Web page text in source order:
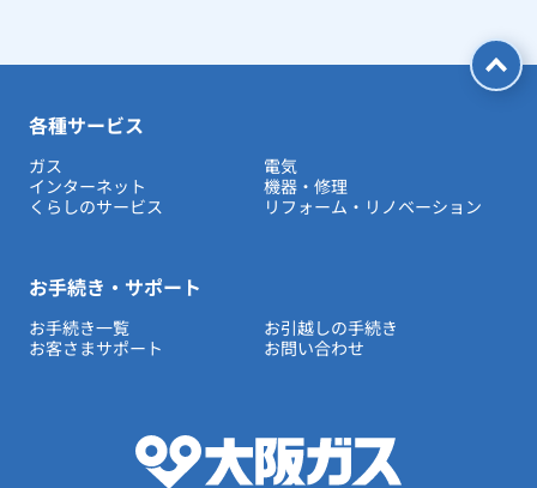
各種サービス
ガス
電気
インターネット
機器・修理
くらしのサービス
リフォーム・リノベーション
お手続き・サポート
お手続き一覧
お引越しの手続き
お客さまサポート
お問い合わせ